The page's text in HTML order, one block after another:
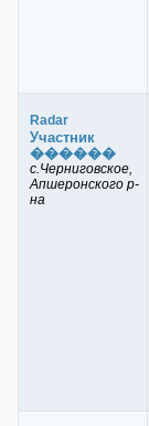
Radar
Участник
������
с.Черниговское,
Апшеронского р-
на